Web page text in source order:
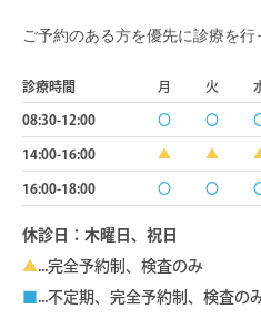
ご予約のある方を優先に診療を行
診療時間 月 火
08:30-12:00 〇 〇
14:00-16:00 ▲ ▲
16:00-18:00 〇 〇
休診日：木曜日、祝日
▲...完全予約制、検査のみ
...不定期、完全予約制、検査の